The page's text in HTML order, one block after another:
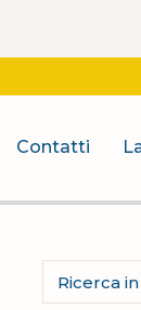
Contatti
Ricerca